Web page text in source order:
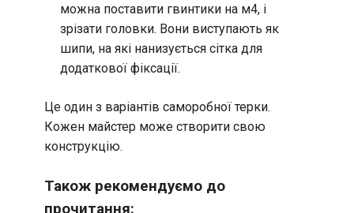
можна поставити гвинтики на м4, і
зрізати головки. Вони виступають як
шипи, на які нанизується сітка для
додаткової фіксації.
Це один з варіантів саморобної терки.
Кожен майстер може створити свою
конструкцію.
Також рекомендуємо до
прочитання: